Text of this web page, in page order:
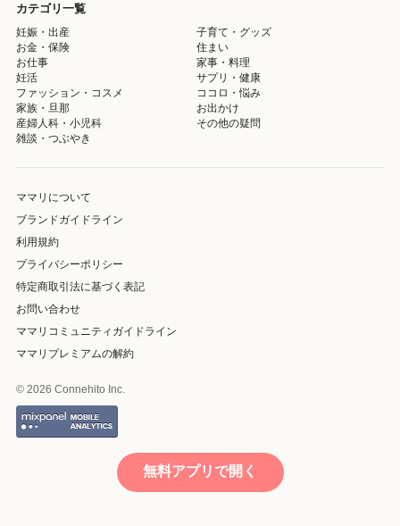
カテゴリ一覧
妊娠・出産
子育て・グッズ
お金・保険
住まい
お仕事
家事・料理
妊活
サプリ・健康
ファッション・コスメ
ココロ・悩み
家族・旦那
お出かけ
産婦人科・小児科
その他の疑問
雑談・つぶやき
ママリについて
ブランドガイドライン
利用規約
プライバシーポリシー
特定商取引法に基づく表記
お問い合わせ
ママリコミュニティガイドライン
ママリプレミアムの解約
© 2026 Connehito Inc.
無料アプリで開く